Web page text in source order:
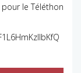
le Téléthon